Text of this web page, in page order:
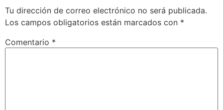
Tu dirección de correo electrónico no será publicada.
Los campos obligatorios están marcados con *
Comentario *